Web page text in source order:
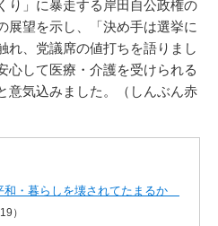
」に暴走する岸田自公政権の
展望を示し、「決め手は選挙に
れ、党議席の値打ちを語りまし
心して医療・介護を受けられる
意気込みました。（しんぶん赤
・暮らしを壊されてたまるか
）